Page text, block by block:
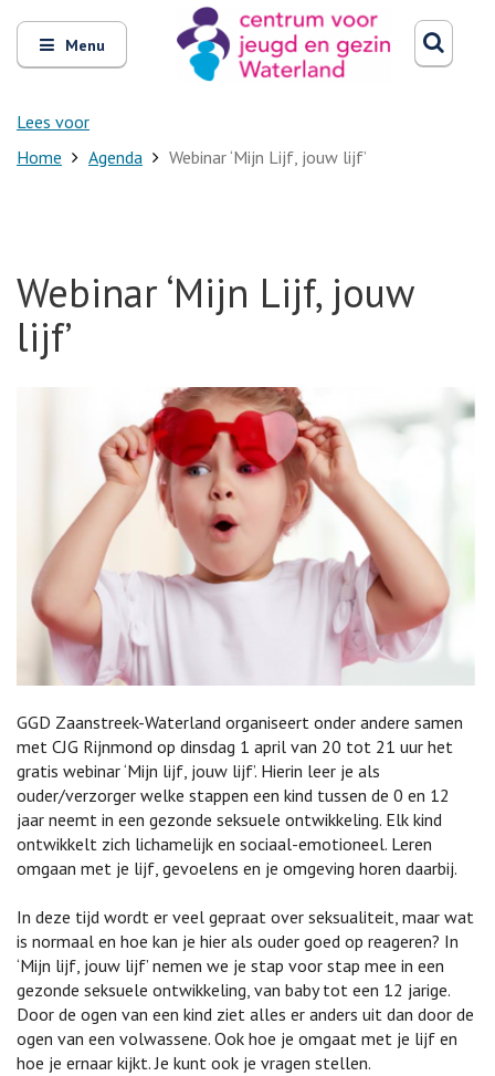
Open
en
sluit
Menu
Lees voor
Zoeken
Home Agenda Webinar ‘Mijn Lijf, jouw lijf’
Webinar ‘Mijn Lijf, jouw
lijf’
GGD Zaanstreek-Waterland organiseert onder andere samen
met CJG Rijnmond op dinsdag 1 april van 20 tot 21 uur het
gratis webinar ‘Mijn lijf, jouw lijf’. Hierin leer je als
ouder/verzorger welke stappen een kind tussen de 0 en 12
jaar neemt in een gezonde seksuele ontwikkeling. Elk kind
ontwikkelt zich lichamelijk en sociaal-emotioneel. Leren
omgaan met je lijf, gevoelens en je omgeving horen daarbij.
In deze tijd wordt er veel gepraat over seksualiteit, maar wat
is normaal en hoe kan je hier als ouder goed op reageren? In
‘Mijn lijf, jouw lijf’ nemen we je stap voor stap mee in een
gezonde seksuele ontwikkeling, van baby tot een 12 jarige.
Door de ogen van een kind ziet alles er anders uit dan door de
ogen van een volwassene. Ook hoe je omgaat met je lijf en
hoe je ernaar kijkt. Je kunt ook je vragen stellen.